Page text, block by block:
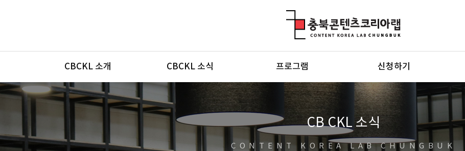
메뉴
CBCKL 소개 CBCKL 소식 프로그램 신청하기
CB CKL 소식
CONTENT KOREA LAB CHUNGBUK